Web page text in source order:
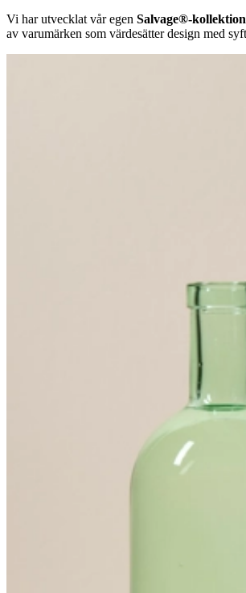
Vi har utvecklat vår egen Salvage®-kollektion
av varumärken som värdesätter design med